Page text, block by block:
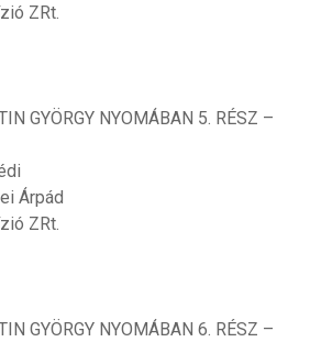
ZRt.
GYÖRGY NYOMÁBAN 5. RÉSZ –
Árpád
ZRt.
GYÖRGY NYOMÁBAN 6. RÉSZ –